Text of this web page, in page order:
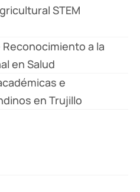
STEM
Reconocimiento a la
en Salud
e
en Trujillo